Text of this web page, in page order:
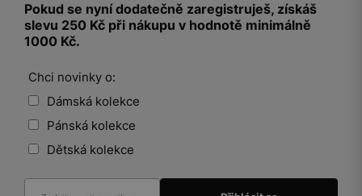
Pokud se nyní dodatečně zaregistruješ, získáš
slevu 250 Kč při nákupu v hodnotě minimálně
1000 Kč.
Chci novinky o:
Dámská kolekce
Pánská kolekce
Dětská kolekce